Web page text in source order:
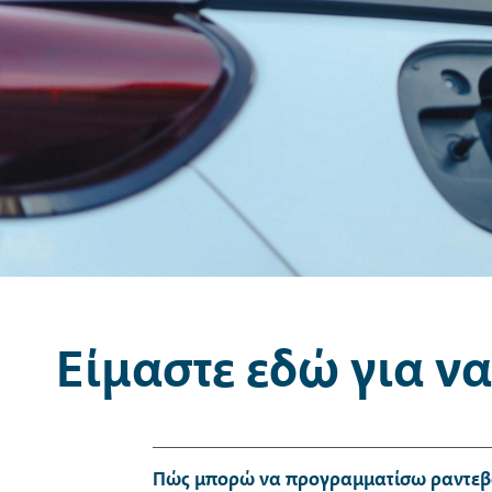
Είμαστε εδώ για
Πώς μπορώ να προγραμματίσω